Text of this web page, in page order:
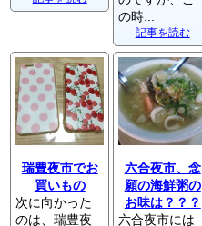
の時...
記事を読む
瑞豊夜市でお
買いもの
次に向かった
のは、瑞豊夜
六合夜市、念
願の海鮮粥の
お味は？？？
六合夜市には